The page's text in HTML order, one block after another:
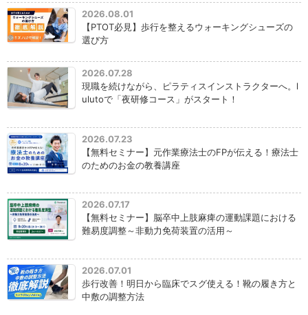
2026.08.01
【PTOT必見】歩行を整えるウォーキングシューズの
選び方
2026.07.28
現職を続けながら、ピラティスインストラクターへ。l
ulutoで「夜研修コース」がスタート！
2026.07.23
【無料セミナー】元作業療法士のFPが伝える！療法士
のためのお金の教養講座
2026.07.17
【無料セミナー】脳卒中上肢麻痺の運動課題における
難易度調整～非動力免荷装置の活用～
2026.07.01
歩行改善！明日から臨床でスグ使える！靴の履き方と
中敷の調整方法